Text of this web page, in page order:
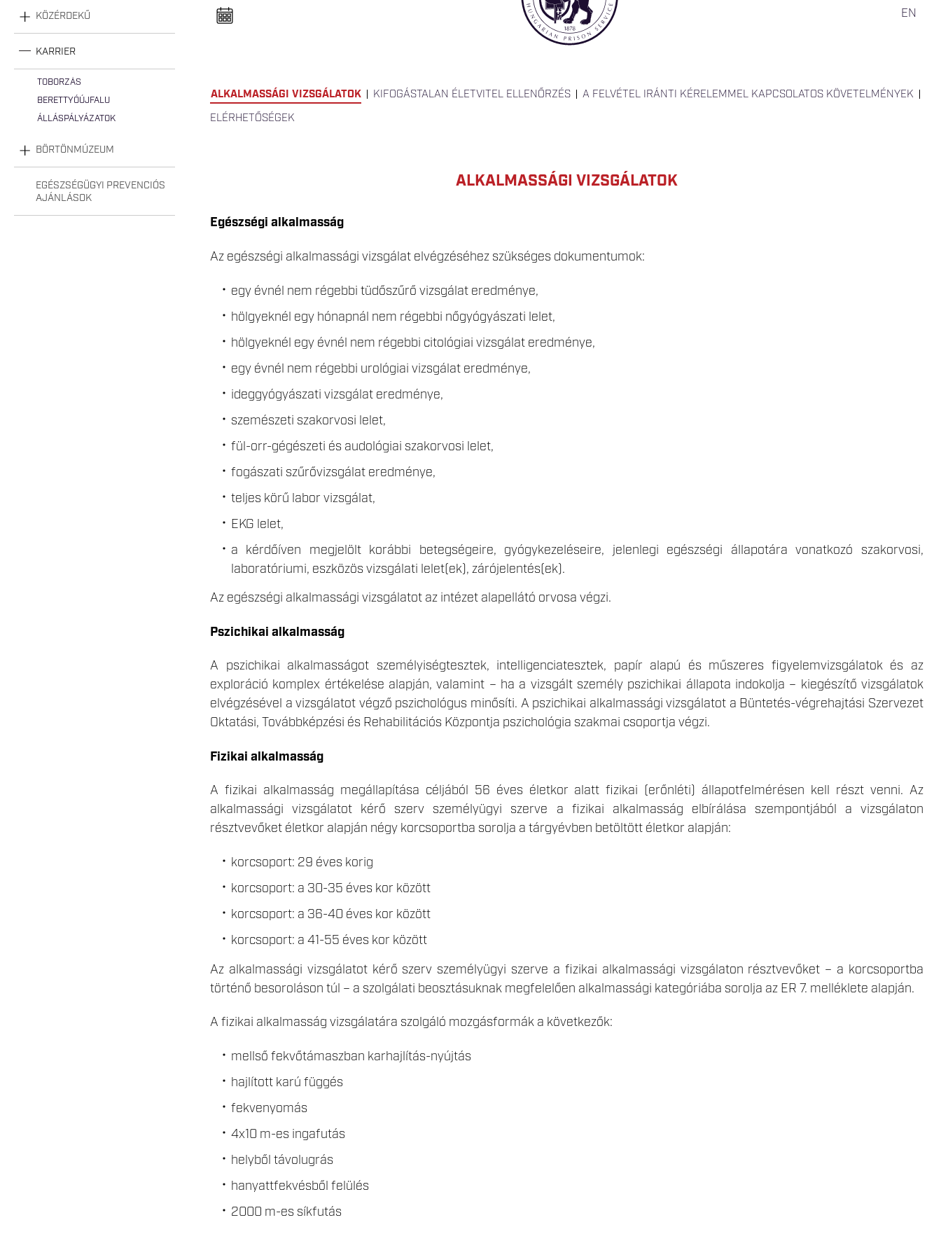
KÖZÉRDEKŰ
KARRIER
TOBORZÁS
BERETTYÓÚJFALU
ÁLLÁSPÁLYÁZATOK
BÖRTÖNMÚZEUM
EGÉSZSÉGÜGYI PREVENCIÓS
AJÁNLÁSOK
EN
e
l
a
ALKALMASSÁGI VIZSGÁLATOK KIFOGÁSTALAN ÉLETVITEL ELLENŐRZÉS
A FELVÉTEL IRÁNTI KÉRELEMMEL KAPCSOLATOS KÖVETELMÉNYEK
ELÉRHETŐSÉGEK
ALKALMASSÁGI VIZSGÁLATOK
Egészségi alkalmasság
Az egészségi alkalmassági vizsgálat elvégzéséhez szükséges dokumentumok:
egy évnél nem régebbi tüdőszűrő vizsgálat eredménye,
hölgyeknél egy hónapnál nem régebbi nőgyógyászati lelet,
hölgyeknél egy évnél nem régebbi citológiai vizsgálat eredménye,
egy évnél nem régebbi urológiai vizsgálat eredménye,
ideggyógyászati vizsgálat eredménye,
szemészeti szakorvosi lelet,
fül-orr-gégészeti és audológiai szakorvosi lelet,
fogászati szűrővizsgálat eredménye,
teljes körű labor vizsgálat,
EKG lelet,
a kérdőíven megjelölt korábbi betegségeire, gyógykezeléseire, jelenlegi egészségi állapotára vonatkozó szakorvosi,
laboratóriumi, eszközös vizsgálati lelet(ek), zárójelentés(ek).
Az egészségi alkalmassági vizsgálatot az intézet alapellátó orvosa végzi.
Pszichikai alkalmasság
A pszichikai alkalmasságot személyiségtesztek, intelligenciatesztek, papír alapú és műszeres figyelemvizsgálatok és az
exploráció komplex értékelése alapján, valamint – ha a vizsgált személy pszichikai állapota indokolja – kiegészítő vizsgálatok
elvégzésével a vizsgálatot végző pszichológus minősíti. A pszichikai alkalmassági vizsgálatot a Büntetés-végrehajtási Szervezet
Oktatási, Továbbképzési és Rehabilitációs Központja pszichológia szakmai csoportja végzi.
Fizikai alkalmasság
A fizikai alkalmasság megállapítása céljából 56 éves életkor alatt fizikai (erőnléti) állapotfelmérésen kell részt venni. Az
alkalmassági vizsgálatot kérő szerv személyügyi szerve a fizikai alkalmasság elbírálása szempontjából a vizsgálaton
résztvevőket életkor alapján négy korcsoportba sorolja a tárgyévben betöltött életkor alapján:
korcsoport: 29 éves korig
korcsoport: a 30-35 éves kor között
korcsoport: a 36-40 éves kor között
korcsoport: a 41-55 éves kor között
Az alkalmassági vizsgálatot kérő szerv személyügyi szerve a fizikai alkalmassági vizsgálaton résztvevőket – a korcsoportba
történő besoroláson túl – a szolgálati beosztásuknak megfelelően alkalmassági kategóriába sorolja az ER 7. melléklete alapján.
A fizikai alkalmasság vizsgálatára szolgáló mozgásformák a következők:
mellső fekvőtámaszban karhajlítás-nyújtás
hajlított karú függés
fekvenyomás
4x10 m-es ingafutás
helyből távolugrás
hanyattfekvésből felülés
2000 m-es síkfutás